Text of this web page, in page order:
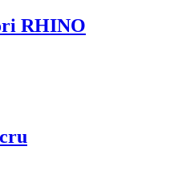
RHINO